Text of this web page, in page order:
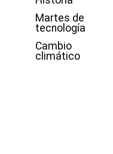
Martes de
tecnología
Cambio
climático